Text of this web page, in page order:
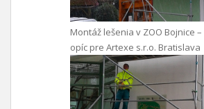
Montáž lešenia v ZOO Bojnice
opíc pre Artexe s.r.o. Bratislava